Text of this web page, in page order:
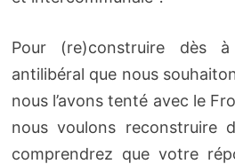
Pour (re)construire dès
antilibéral que nous
nous l’avons tenté avec le
nous voulons reconstruire
comprendrez que votre